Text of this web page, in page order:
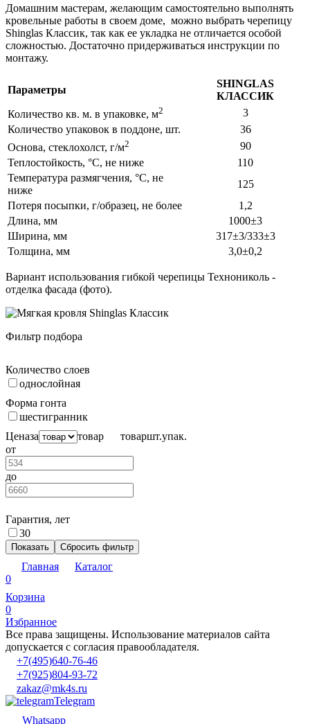
Домашним мастерам, желающим самостоятельно выполнять
кровельные работы в своем доме, можно выбрать черепицу
Shinglas Классик, так как ее укладка не отличается особой
сложностью. Достаточно придерживаться инструкции по
монтажу.
Параметры
SHINGLAS
КЛАССИК
Количество кв. м. в упаковке, м2
3
Количество упаковок в поддоне, шт.
36
Основа, стеклохолст, г/м2
90
Теплостойкость, °С, не ниже
110
Температура размягчения, °С, не
ниже
125
Потеря посыпки, г/образец, не более
1,2
Длина, мм
1000±3
Ширина, мм
317±3/333±3
Толщина, мм
3,0±0,2
Вариант использования гибкой черепицы Технониколь -
отделка фасада (фото).
Фильтр подбора
Количество слоев
однослойная
Форма гонта
шестигранник
Ценаза товар товаршт.упак.
от
до
Гарантия, лет
30
Показать Сбросить фильтр
Главная
Каталог
0
Корзина
0
Избранное
Все права защищены. Использование материалов сайта
допускается с согласия правообладателя.
+7(495)640-76-46
+7(925)804-93-72
zakaz@mk4s.ru
Telegram
Whatsapp